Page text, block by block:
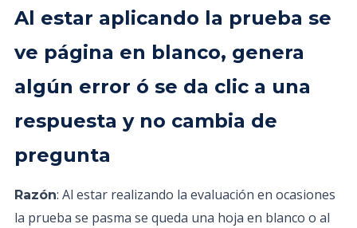
Al estar aplicando la prueba se
ve página en blanco, genera
algún error ó se da clic a una
respuesta y no cambia de
pregunta
Razón: Al estar realizando la evaluación en ocasiones
la prueba se pasma se queda una hoja en blanco o al